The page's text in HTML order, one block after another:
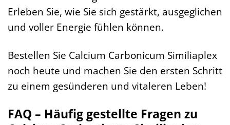
Erleben Sie, wie Sie sich gestärkt, ausgeglichen
und voller Energie fühlen können.
Bestellen Sie Calcium Carbonicum Similiaplex
noch heute und machen Sie den ersten Schritt
zu einem gesünderen und vitaleren Leben!
FAQ – Häufig gestellte Fragen zu